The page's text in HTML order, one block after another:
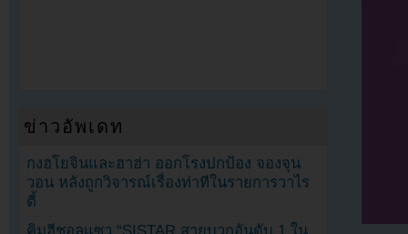
ข่าวอัพเดท
กงฮโยจินและฮาฮ่า ออกโรงปกป้อง จองจุน
วอน หลังถูกวิจารณ์เรื่องท่าทีในรายการวาไร
ตี้